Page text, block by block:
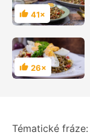
Hodnocení
41×
Hodnocení
26×
Tématické fráze: